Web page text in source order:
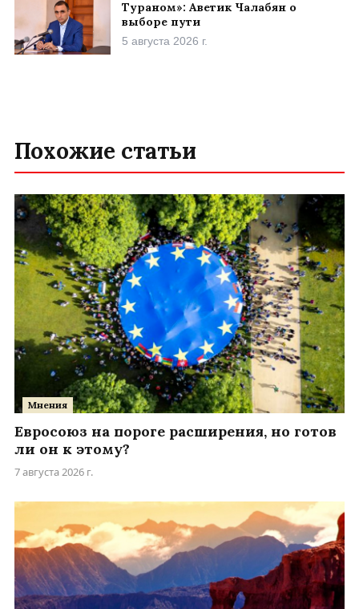
Тураном»: Аветик Чалабян о
выборе пути
5 августа 2026 г.
Похожие статьи
Мнения
Евросоюз на пороге расширения, но готов
ли он к этому?
7 августа 2026 г.